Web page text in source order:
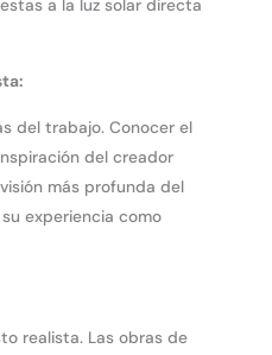
a la luz solar directa
del trabajo. Conocer el
del creador
más profunda del
experiencia como
realista. Las obras de